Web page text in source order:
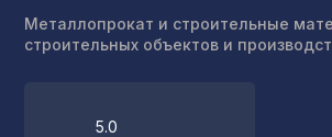
Металлопрокат и строительные
строительных объектов и
5.0